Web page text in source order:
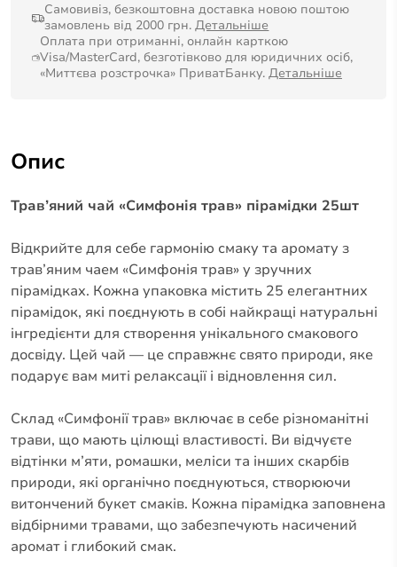
Самовивіз, безкоштовна доставка новою поштою
замовлень від 2000 грн.Детальніше
Оплата при отриманні, онлайн карткою
Visa/MasterCard, безготівково для юридичних осіб,
«Миттєва розстрочка» ПриватБанку. Детальніше
Опис
Трав’яний чай «Симфонія трав» пірамідки 25шт
Відкрийте для себе гармонію смаку та аромату з
трав’яним чаем «Симфонія трав» у зручних
пірамідках. Кожна упаковка містить 25 елегантних
пірамідок, які поєднують в собі найкращі натуральні
інгредієнти для створення унікального смакового
досвіду. Цей чай — це справжнє свято природи, яке
подарує вам миті релаксації і відновлення сил.
Склад «Симфонії трав» включає в себе різноманітні
трави, що мають цілющі властивості. Ви відчуєте
відтінки м’яти, ромашки, меліси та інших скарбів
природи, які органічно поєднуються, створюючи
витончений букет смаків. Кожна пірамідка заповнена
відбірними травами, що забезпечують насичений
аромат і глибокий смак.